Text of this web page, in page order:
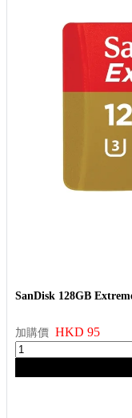
SanDisk 128GB
加購價 HKD 95